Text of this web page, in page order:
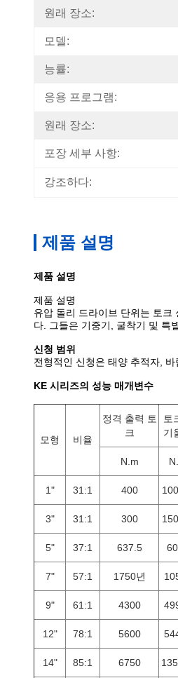
원래 장소:
모델:
능률:
응용 프로그램:
원래 장소:
포장 세부 사항:
강조하다:
제품 설명
제품 설명
제품 설명
유압 돌리 드라이브 단위는 토크
다. 그들은 기중기, 굴착기 및 특
신청 범위
전형적인 신청은 태양 추적자,
KE 시리즈의 성능 매개변수
모형 비율
정격 출력 토
크
토
기
N.m
1" 31:1 400
3" 31:1 300
5" 37:1 637.5
7" 57:1 1750년
9" 61:1 4300
12" 78:1 5600
14" 85:1 6750